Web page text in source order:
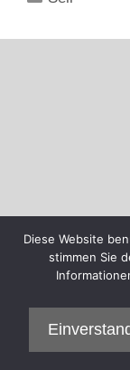
Diese Website
stimmen Sie